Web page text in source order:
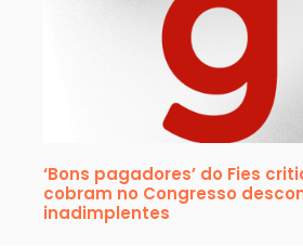
‘Bons pagadores’ do Fies
cobram no Congresso
inadimplentes